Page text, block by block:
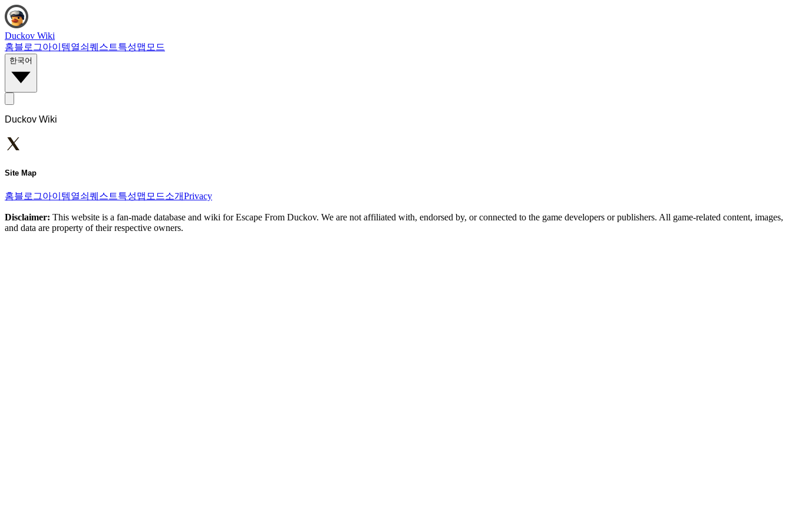
Duckov Wiki
홈블로그아이템열쇠 퀘스트특성맵 모드
한국어
Duckov Wiki
Site Map
홈블로그아이템열쇠 퀘스트특성맵 모드소개Privacy
Disclaimer: This website is a fan-made database and wiki for Escape From Duckov. We are not affiliated with, endorsed by, or connected to the game developers or publishers. All game-related content, images,
and data are property of their respective owners.